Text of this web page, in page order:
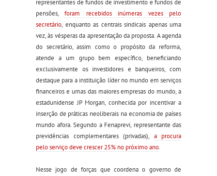
representantes de fundos de investimento e fundos de
pensões,foram recebidos inúmeras vezes pelo
secretário, enquanto as centrais sindicais apenas uma
vez, às vésperas da apresentação da proposta. A agenda
do secretário, assim como o propósito da reforma,
atende a um grupo bem específico, beneficiando
exclusivamente os investidores e banqueiros, com
destaque para a instituição líder no mundo em serviços
financeiros e umas das maiores empresas do mundo, a
estadunidense JP Morgan, conhecida por incentivar a
inserção de práticas neoliberais na economia de países
mundo afora. Segundo a Fenaprevi, representante das
previdências complementares (privadas), a procura
pelo serviço deve crescer 25% no próximo ano.
Nesse jogo de forças que coordena o governo de